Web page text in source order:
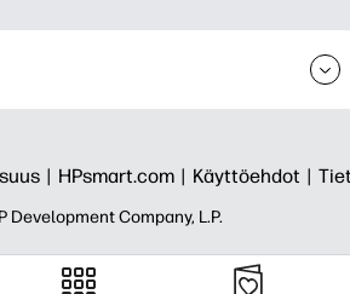
| HPsmart.com | Käyttöehdot |
Company, L.P.